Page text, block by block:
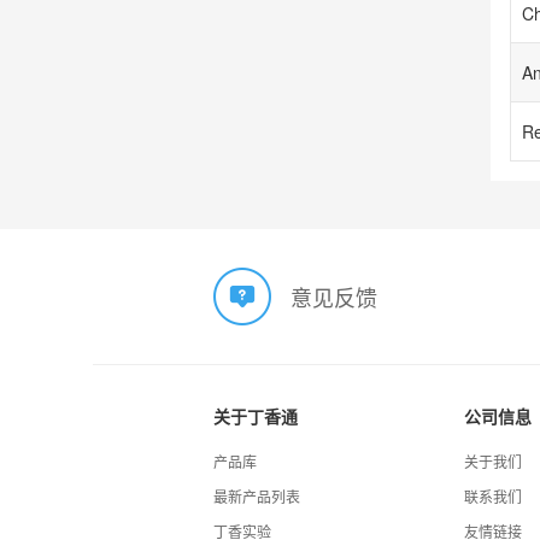
意见反馈
关于丁香通
产品库
最新产品列表
丁香实验
公司信息
关于我们
联系我们
友情链接